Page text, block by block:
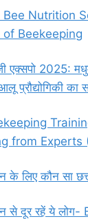
Bee Nutrition
Beekeeping
एक्सपो 2025:
प्रौद्योगिकी का
from Experts
के लिए कौन सा
से दूर रहें ये